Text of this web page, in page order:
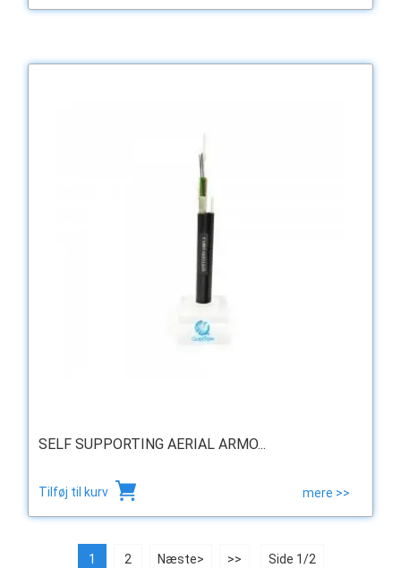
SELF SUPPORTING AERIAL ARMO...
Tilføj til kurv mere >>
1 2 Næste> >> Side 1/2